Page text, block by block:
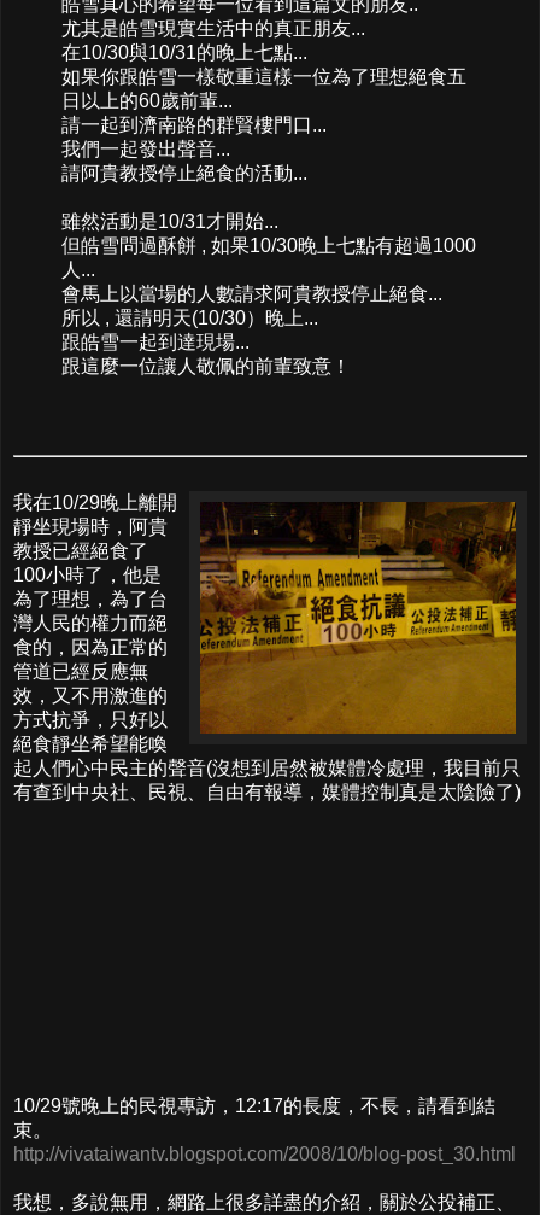
尤其是皓雪現實生活中的真正朋友...
在10/30與10/31的晚上七點...
如果你跟皓雪一樣敬重這樣一位為了理想絕食五
日以上的60歲前輩...
請一起到濟南路的群賢樓門口...
我們一起發出聲音...
請阿貴教授停止絕食的活動...
雖然活動是10/31才開始...
但皓雪問過酥餅 , 如果10/30晚上七點有超過1000
人...
會馬上以當場的人數請求阿貴教授停止絕食...
所以 , 還請明天(10/30）晚上...
跟皓雪一起到達現場...
跟這麼一位讓人敬佩的前輩致意！
我在10/29晚上離開
靜坐現場時，阿貴
教授已經絕食了
100小時了，他是
為了理想，為了台
灣人民的權力而絕
食的，因為正常的
管道已經反應無
效，又不用激進的
方式抗爭，只好以
絕食靜坐希望能喚
起人們心中民主的聲音(沒想到居然被媒體冷處理，我目前只
有查到中央社、民視、自由有報導，媒體控制真是太陰險了)
10/29號晚上的民視專訪，12:17的長度，不長，請看到結
束。
http://vivataiwantv.blogspot.com/2008/10/blog-post_30.html
我想，多說無用，網路上很多詳盡的介紹，關於公投補正、